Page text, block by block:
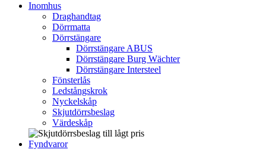
Inomhus
Draghandtag
Dörrmatta
Dörrstängare
Dörrstängare ABUS
Dörrstängare Burg Wächter
Dörrstängare Intersteel
Fönsterlås
Ledstångskrok
Nyckelskåp
Skjutdörrsbeslag
Värdeskåp
Fyndvaror